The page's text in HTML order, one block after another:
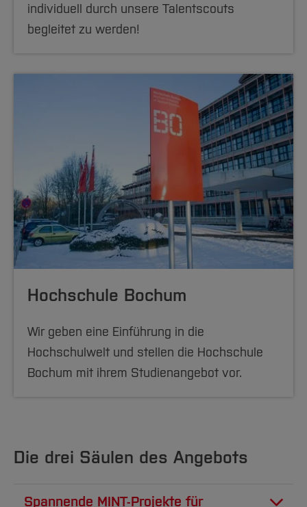
individuell durch unsere Talentscouts
begleitet zu werden!
Hochschule Bochum
Wir geben eine Einführung in die
Hochschulwelt und stellen die Hochschule
Bochum mit ihrem Studienangebot vor.
Die drei Säulen des Angebots
Spannende MINT-Projekte für